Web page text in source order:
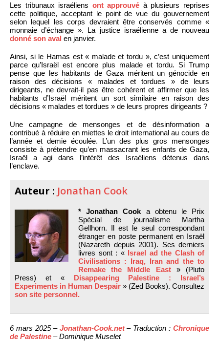
Les tribunaux israéliens ont approuvé à plusieurs reprises
cette politique, acceptant le point de vue du gouvernement
selon lequel les corps devraient être conservés comme «
monnaie d’échange ». La justice israélienne a de nouveau
donné son aval en janvier.
Ainsi, si le Hamas est « malade et tordu », c’est uniquement
parce qu’Israël est encore plus malade et tordu. Si Trump
pense que les habitants de Gaza méritent un génocide en
raison des décisions « malades et tordues » de leurs
dirigeants, ne devrait-il pas être cohérent et affirmer que les
habitants d’Israël méritent un sort similaire en raison des
décisions « malades et tordues » de leurs propres dirigeants ?
Une campagne de mensonges et de désinformation a
contribué à réduire en miettes le droit international au cours de
l’année et demie écoulée. L’un des plus gros mensonges
consiste à prétendre qu’en massacrant les enfants de Gaza,
Israël a agi dans l’intérêt des Israéliens détenus dans
l’enclave.
Auteur : Jonathan Cook
* Jonathan Cook a obtenu le Prix
Spécial de journalisme Martha
Gellhorn. Il est le seul correspondant
étranger en poste permanent en Israël
(Nazareth depuis 2001). Ses derniers
livres sont : « Israel ad the Clash of
Civilisations : Iraq, Iran and the to
Remake the Middle East» (Pluto
Press) et « Disappearing Palestine : Israel’s
Experiments in Human Despair » (Zed Books). Consultez
son site personnel.
6 mars 2025 – Jonathan-Cook.net– Traduction : Chronique
de Palestine – Dominique Muselet